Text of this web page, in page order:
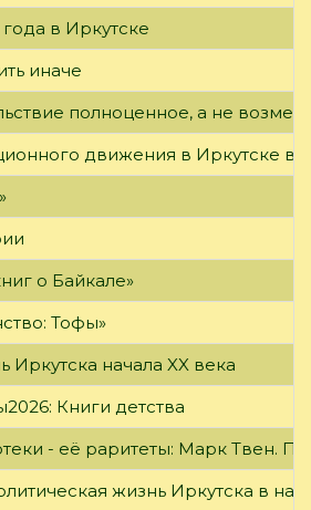
в Иркутске
иначе
полноценное, а не
движения в Иркутске в
о Байкале»
Тофы»
Иркутска начала XX века
Книги детства
- её раритеты: Марк Твен.
жизнь Иркутска в